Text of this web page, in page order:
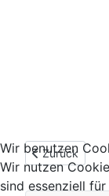
Vorheriger
Zurück
Wir benutzen
Wir nutzen
sind essenziell